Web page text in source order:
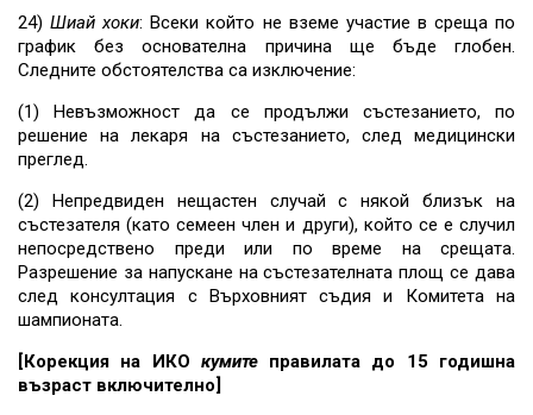
24)Шиай хоки: Всеки който не вземе участие в среща по
график без основателна причина ще бъде глобен.
Следните обстоятелства са изключение:
(1) Невъзможност да се продължи състезанието, по
решение на лекаря на състезанието, след медицински
преглед.
(2) Непредвиден нещастен случай с някой близък на
състезателя (като семеен член и други), който се е случил
непосредствено преди или по време на срещата.
Разрешение за напускане на състезателната площ се дава
след консултация с Върховният съдия и Комитета на
шампионата.
[Корекция на ИКО кумитеправилата до 15 годишна
възраст включително]